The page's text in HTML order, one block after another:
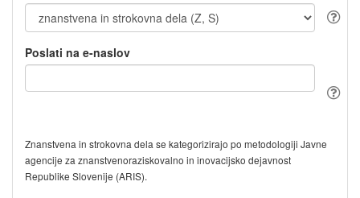
Poslati na e-naslov
Znanstvena in strokovna dela se kategorizirajo po metodologiji Javne
agencije za znanstvenoraziskovalno in inovacijsko dejavnost
Republike Slovenije (ARIS).